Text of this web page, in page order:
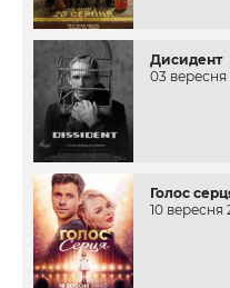
Дисидент
03 вересня
Голос
10 вересня